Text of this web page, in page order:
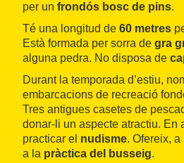
per un frondós bosc de pins.
Té una longitud de 60 metres
Està formada per sorra de gra
alguna pedra. No disposa de
Durant la temporada d’estiu,
embarcacions de recreació
Tres antigues casetes de
donar-li un aspecte atractiu. En
practicar el nudisme. Ofereix,
a la pràctica del busseig.